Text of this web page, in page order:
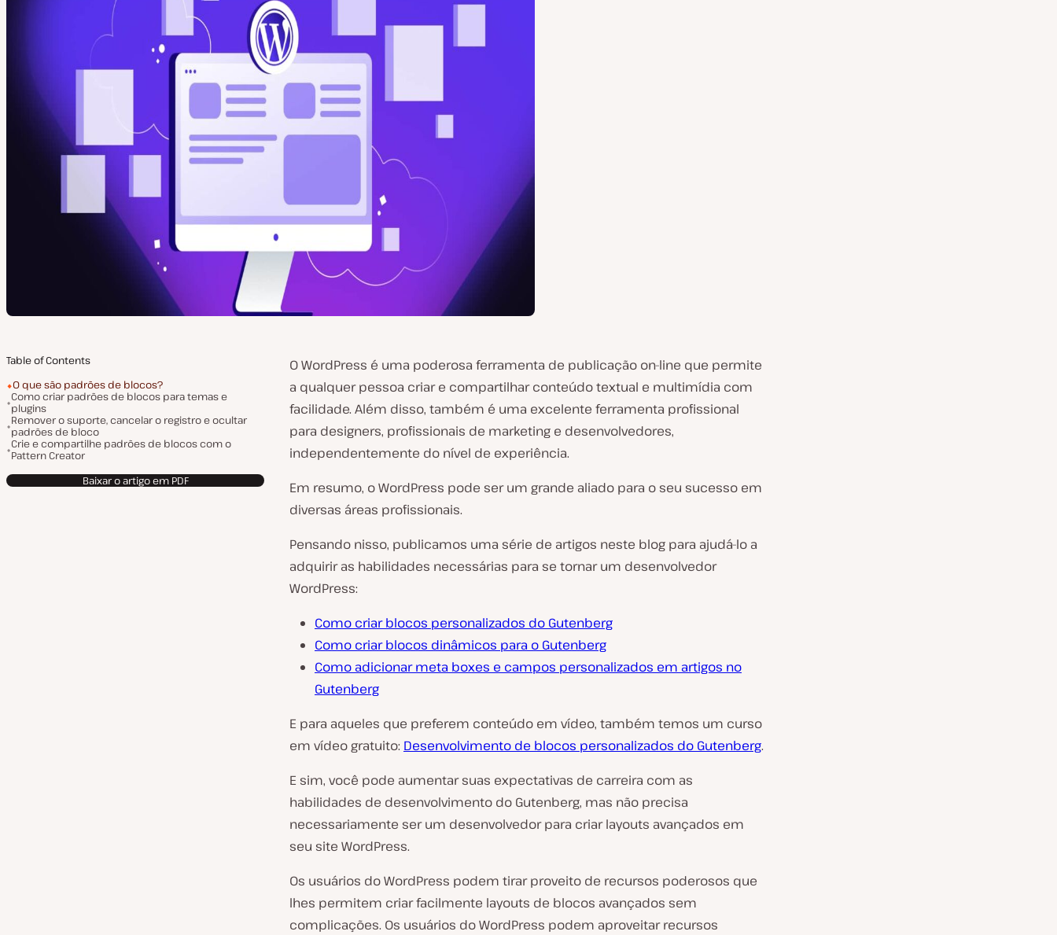
Table of Contents
O que são padrões de blocos?
Como criar padrões de blocos para temas e
plugins
Remover o suporte, cancelar o registro e ocultar
padrões de bloco
Crie e compartilhe padrões de blocos com o
Pattern Creator
Baixar o artigo em PDF
O WordPress é uma poderosa ferramenta de publicação on-line que permite
a qualquer pessoa criar e compartilhar conteúdo textual e multimídia com
facilidade. Além disso, também é uma excelente ferramenta profissional
para designers, profissionais de marketing e desenvolvedores,
independentemente do nível de experiência.
Em resumo, o WordPress pode ser um grande aliado para o seu sucesso em
diversas áreas profissionais.
Pensando nisso, publicamos uma série de artigos neste blog para ajudá-lo a
adquirir as habilidades necessárias para se tornar um desenvolvedor
WordPress:
Como criar blocos personalizados do Gutenberg
Como criar blocos dinâmicos para o Gutenberg
Como adicionar meta boxes e campos personalizados em artigos no
Gutenberg
E para aqueles que preferem conteúdo em vídeo, também temos um curso
em vídeo gratuito: Desenvolvimento de blocos personalizados do Gutenberg.
E sim, você pode aumentar suas expectativas de carreira com as
habilidades de desenvolvimento do Gutenberg, mas não precisa
necessariamente ser um desenvolvedor para criar layouts avançados em
seu site WordPress.
Os usuários do WordPress podem tirar proveito de recursos poderosos que
lhes permitem criar facilmente layouts de blocos avançados sem
complicações. Os usuários do WordPress podem aproveitar recursos